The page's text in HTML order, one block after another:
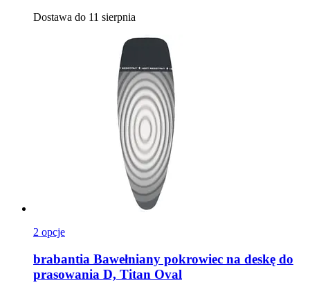
Dostawa do 11 sierpnia
2 opcje
brabantia Bawełniany pokrowiec na deskę do
prasowania D, Titan Oval